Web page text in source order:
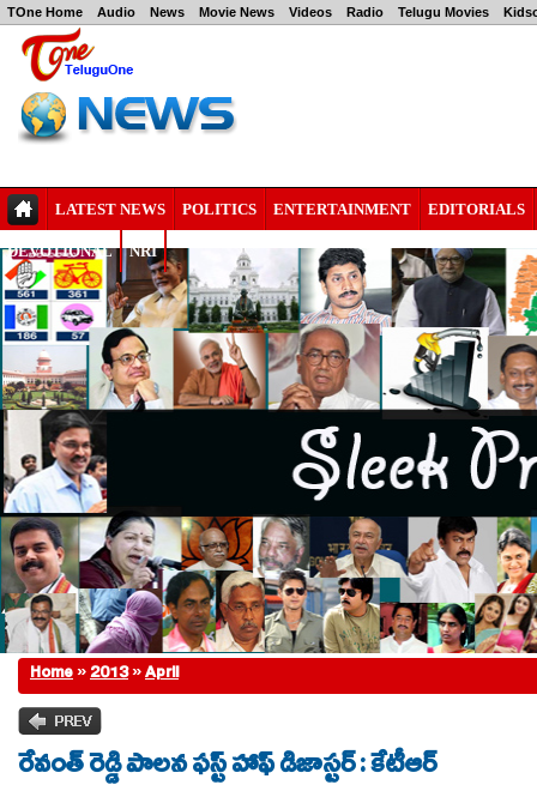
TOne Home Audio News Movie News Videos Radio Telugu Movies
LATEST NEWS POLITICS ENTERTAINMENT EDITORIALS
DEVOTIONAL NRI
Home»2013»April
రేవంత్ రెడ్డి పాలన ఫస్ట్ హాఫ్ డిజాస్టర్ : కేటీఆర్